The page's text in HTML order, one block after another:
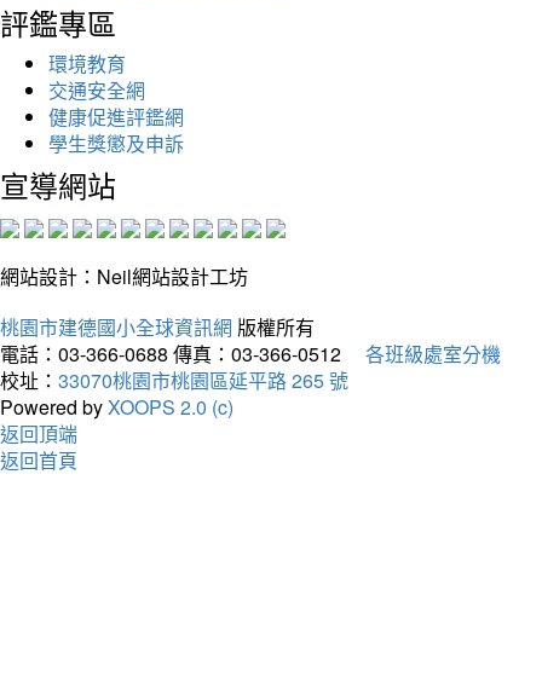
評鑑專區
環境教育
交通安全網
健康促進評鑑網
學生獎懲及申訴
宣導網站
網站設計：Neil網站設計工坊
桃園市建德國小全球資訊網 版權所有
電話：03-366-0688 傳真：03-366-0512
各班級處室分機
校址： 33070桃園市桃園區延平路 265 號
Powered byXOOPS 2.0 (c)
返回頂端
返回首頁